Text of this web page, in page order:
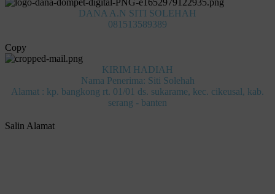
DANA A.N SITI SOLEHAH
081513589389
Copy
KIRIM HADIAH
Nama Penerima: Siti Solehah
Alamat : kp. bangkong rt. 01/01 ds. sukarame, kec. cikeusal, kab.
serang - banten
Salin Alamat